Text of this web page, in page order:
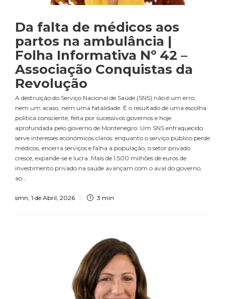
Da falta de médicos aos
partos na ambulância |
Folha Informativa Nº 42 –
Associação Conquistas da
Revolução
A destruição do Serviço Nacional de Saúde (SNS) não é um erro,
nem um acaso, nem uma fatalidade. É o resultado de uma escolha
política consciente, feita por sucessivos governos e hoje
aprofundada pelo governo de Montenegro. Um SNS enfraquecido
serve interesses económicos claros: enquanto o serviço público perde
médicos, encerra serviços e falha à população, o setor privado
cresce, expande-se e lucra. Mais de 1.500 milhões de euros de
investimento privado na saúde avançam com o aval do governo,
ao...
smn, 1 de Abril, 2026 3 min